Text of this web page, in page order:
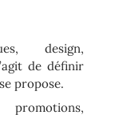
design,
de définir
propose.